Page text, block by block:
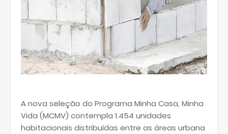
A nova seleção do Programa Minha Casa, Minha
Vida (MCMV) contempla 1.454 unidades
habitacionais distribuídas entre as áreas urbana